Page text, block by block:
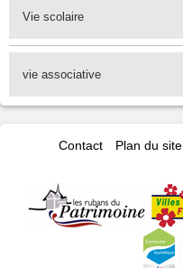
Vie scolaire
vie associative
Contact Plan du site